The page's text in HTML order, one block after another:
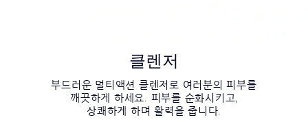
클렌저
부드러운 멀티액션 클렌저로 여러분의 피부를
깨끗하게 하세요. 피부를 순화시키고,
상쾌하게 하며 활력을 줍니다.